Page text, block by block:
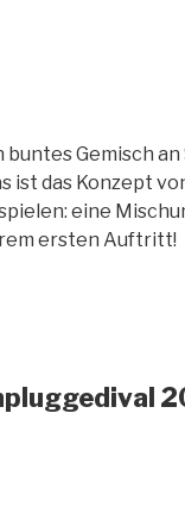
Gemisch
das Konzept
eine
ersten Auftritt!